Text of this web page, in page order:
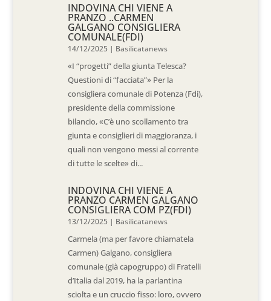
INDOVINA CHI VIENE A
PRANZO ..CARMEN
GALGANO CONSIGLIERA
COMUNALE(FDI)
14/12/2025 | Basilicatanews
«I “progetti” della giunta Telesca?
Questioni di “facciata”» Per la
consigliera comunale di Potenza (Fdi),
presidente della commissione
bilancio, «C’è uno scollamento tra
giunta e consiglieri di maggioranza, i
quali non vengono messi al corrente
di tutte le scelte» di...
INDOVINA CHI VIENE A
PRANZO CARMEN GALGANO
CONSIGLIERA COM PZ(FDI)
13/12/2025 | Basilicatanews
Carmela (ma per favore chiamatela
Carmen) Galgano, consigliera
comunale (già capogruppo) di Fratelli
d’Italia dal 2019, ha la parlantina
sciolta e un cruccio fisso: loro, ovvero